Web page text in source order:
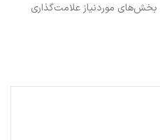
جارو عصایی Dreame Z10 Station دارای مخزن داخلی با ظرفیت 0.5
بخش‌های موردنیاز علامت‌گذاری